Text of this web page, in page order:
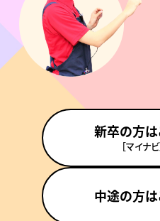
新卒の方は
［マイナビ
中途の方は